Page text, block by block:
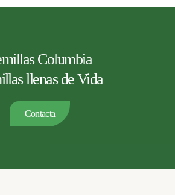
Columbia
llenas de Vida
Contacta